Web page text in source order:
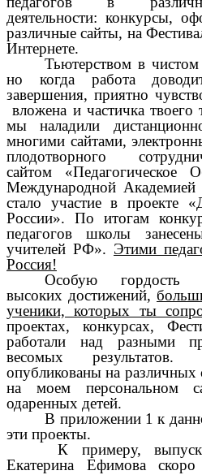
деятельности: конкурсы,
различные сайты, на
Интернете.
Тьютерством в
но когда работа
завершения, приятно
вложена и частичка твоего
мы наладили
многими сайтами,
плодотворного
сайтом
Международной Академией
стало участие в проекте
России». По итогам
педагогов школы
учителей РФ». Этими
Россия!
Особую гордость
высоких достижений,
ученики, которых ты
проектах, конкурсах,
работали над разными
весомых результатов.
опубликованы на различных
на моем персональном
одаренных детей.
В приложении 1 к
эти проекты.
К примеру,
Екатерина Ефимова скоро